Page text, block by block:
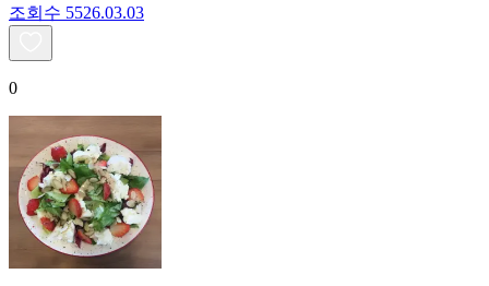
조회수 5526.03.03
0